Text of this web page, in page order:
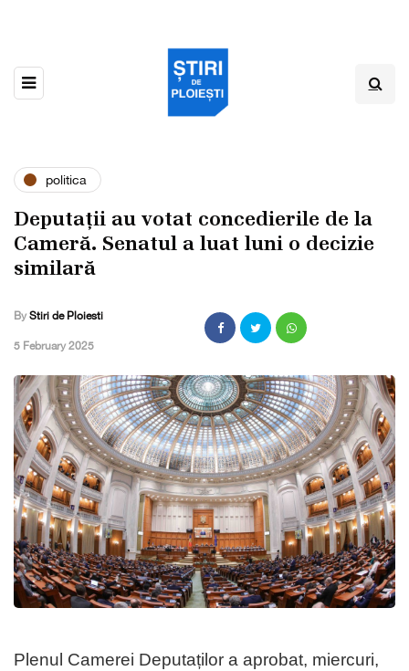
politica
Deputații au votat concedierile de la
Cameră. Senatul a luat luni o decizie
similară
By Stiri de Ploiesti
,5 February 2025
Plenul Camerei Deputaților a aprobat, miercuri,